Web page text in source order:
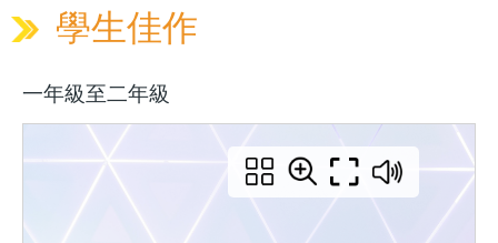
學生佳作
一年級至二年級